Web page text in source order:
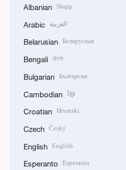
Albanian Shqip
Arabic العربية
Belarusian Беларуская
Bengali বাংলা
Bulgarian Български
Cambodian ខ្មែរ
Croatian Hrvatski
Czech Český
English English
Esperanto Esperanto